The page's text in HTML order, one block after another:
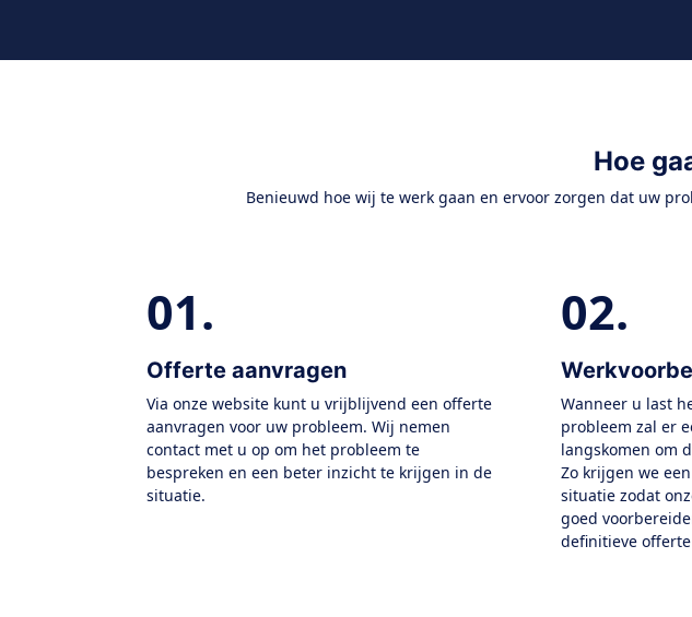
Hoe
Benieuwd hoe wij te werk gaan en ervoor zorgen dat uw
01.
Offerte aanvragen
Via onze website kunt u vrijblijvend een offerte
aanvragen voor uw probleem. Wij nemen
contact met u op om het probleem te
bespreken en een beter inzicht te krijgen in de
situatie.
02.
Wanneer u last
probleem zal er
langskomen om
Zo krijgen we
situatie zodat
goed
definitieve